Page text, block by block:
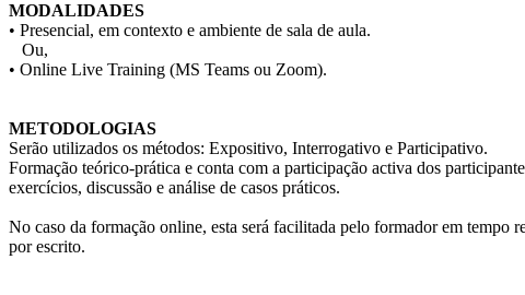
MODALIDADES
• Presencial, em contexto e ambiente de sala de aula.
Ou,
• Online Live Training (MS Teams ou Zoom).
METODOLOGIAS
Serão utilizados os métodos: Expositivo, Interrogativo e Participativo.
Formação teórico-prática e conta com a participação activa dos
exercícios, discussão e análise de casos práticos.
No caso da formação online, esta será facilitada pelo formador em tempo
por escrito.